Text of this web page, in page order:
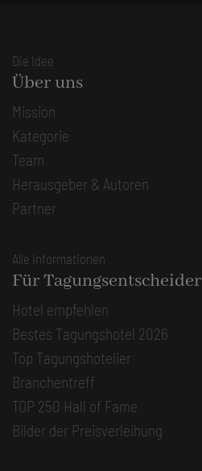
Die Idee
Über uns
Mission
Kategorie
Team
Herausgeber & Autoren
Partner
Alle Informationen
Für Tagungsentscheider
Hotel empfehlen
Bestes Tagungshotel 2026
Top Tagungshotelier
Branchentreff
TOP 250 Hall of Fame
Bilder der Preisverleihung